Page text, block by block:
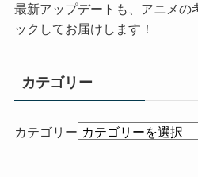
最新アップデートも、アニメの
ックしてお届けします！
カテゴリー
カテゴリー